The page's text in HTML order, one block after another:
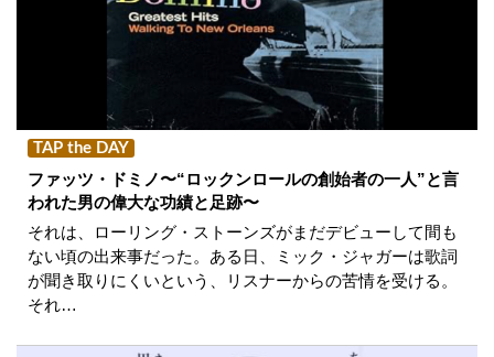
TAP the DAY
ファッツ・ドミノ〜“ロックンロールの創始者の一人”と言
われた男の偉大な功績と足跡〜
それは、ローリング・ストーンズがまだデビューして間も
ない頃の出来事だった。ある日、ミック・ジャガーは歌詞
が聞き取りにくいという、リスナーからの苦情を受ける。
それ…